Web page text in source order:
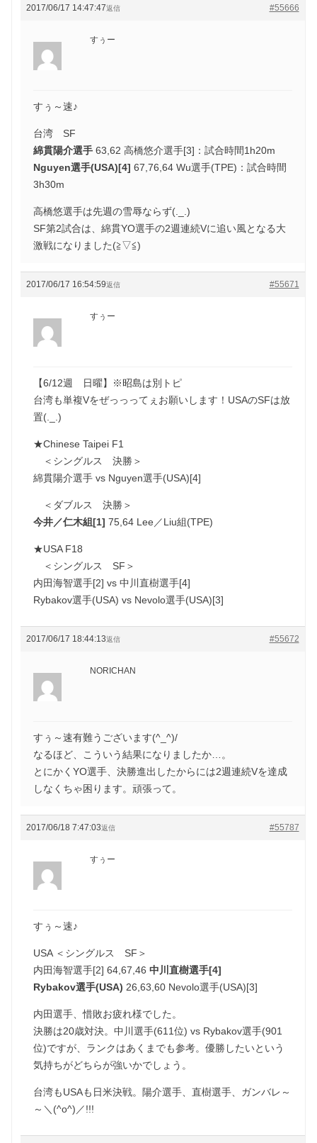
2017/06/17 14:47:47 #55666
返信
すぅー
すぅ～速♪
台湾 SF
綿貫陽介選手 63,62 高橋悠介選手[3]：試合時間1h20m
Nguyen選手(USA)[4] 67,76,64 Wu選手(TPE)：試合時間
3h30m
高橋悠選手は先週の雪辱ならず(._.)
SF第2試合は、綿貫YO選手の2週連続Vに追い風となる大
激戦になりました(≧▽≦)
2017/06/17 16:54:59 #55671
返信
すぅー
【6/12週 日曜】※昭島は別トピ
台湾も単複Vをぜっっってぇお願いします！USAのSFは放
置(._.)
★Chinese Taipei F1
＜シングルス 決勝＞
綿貫陽介選手 vs Nguyen選手(USA)[4]
＜ダブルス 決勝＞
今井／仁木組[1] 75,64 Lee／Liu組(TPE)
★USA F18
＜シングルス SF＞
内田海智選手[2] vs 中川直樹選手[4]
Rybakov選手(USA) vs Nevolo選手(USA)[3]
2017/06/17 18:44:13 #55672
返信
NORICHAN
すぅ～速有難うございます(^_^)/
なるほど、こういう結果になりましたか…。
とにかくYO選手、決勝進出したからには2週連続Vを達成
しなくちゃ困ります。頑張って。
2017/06/18 7:47:03 #55787
返信
すぅー
すぅ～速♪
USA ＜シングルス SF＞
内田海智選手[2] 64,67,46中川直樹選手[4]
Rybakov選手(USA) 26,63,60 Nevolo選手(USA)[3]
内田選手、惜敗お疲れ様でした。
決勝は20歳対決。中川選手(611位) vs Rybakov選手(901
位)ですが、ランクはあくまでも参考。優勝したいという
気持ちがどちらが強いかでしょう。
台湾もUSAも日米決戦。陽介選手、直樹選手、ガンバレ～
～＼(^o^)／!!!